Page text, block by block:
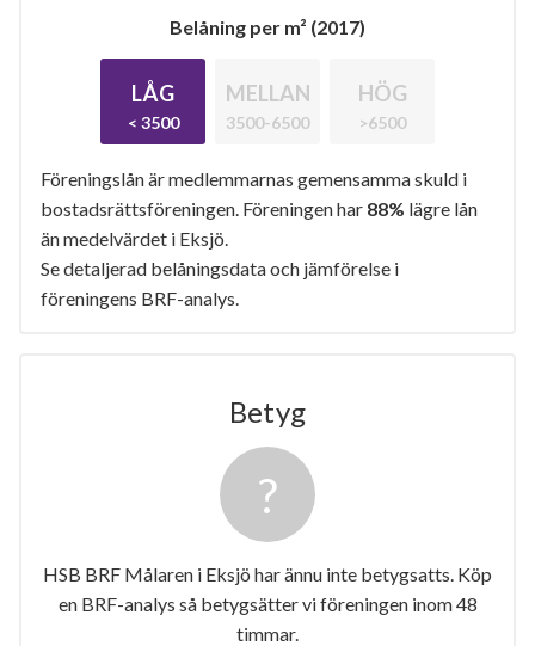
Belåning per m² (2017)
LÅG
< 3500
MELLAN
3500-6500
HÖG
>6500
Föreningslån är medlemmarnas gemensamma skuld i
bostadsrättsföreningen. Föreningen har 88% lägre lån
än medelvärdet i Eksjö.
Se detaljerad belåningsdata och jämförelse i
föreningens BRF-analys.
Betyg
HSB BRF Målaren i Eksjö har ännu inte betygsatts. Köp
en BRF-analys så betygsätter vi föreningen inom 48
timmar.